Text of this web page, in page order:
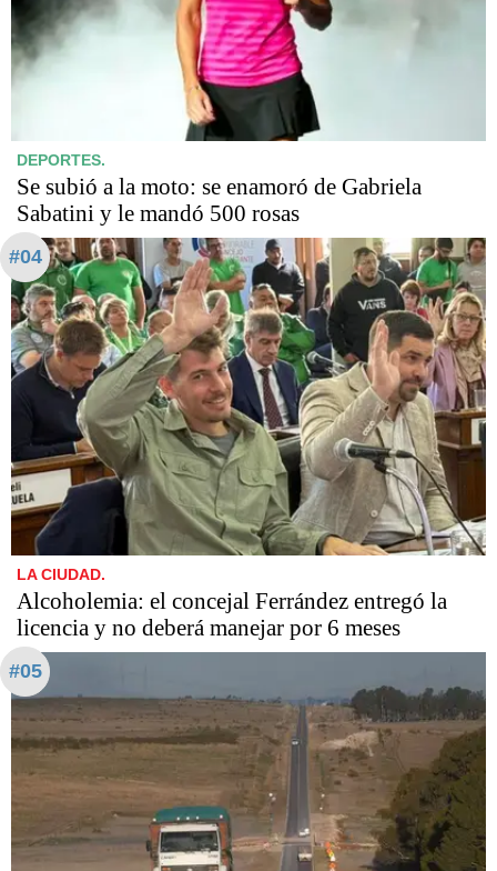
DEPORTES.
Se subió a la moto: se enamoró de Gabriela
Sabatini y le mandó 500 rosas
#04
LA CIUDAD.
Alcoholemia: el concejal Ferrández entregó la
licencia y no deberá manejar por 6 meses
#05